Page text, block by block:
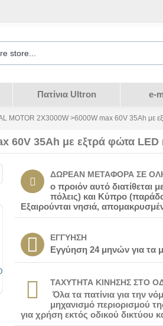
Πατίνια Ultron e-
MOTOR 2X3000W >6000W max 60V 35Ah με
60V 35Ah με εξτρά φώτα
ΔΩΡΕΆΝ ΜΕΤΑΦΟΡΆ ΣΕ
ο προιόν αυτό
πόλεις) και Κύπρο
Εξαιρούνται νησιά,
ΕΓΓΥΗΣΗ
Eγγύηση 24 μηνών για τα
ΤΑΧΥΤΗΤΑ ΚΙΝΗΣΗΣ ΣΤΟ
Όλα τα πατίνια για την
μηχανισμό περιορισμού
για χρήση εκτός οδικού δικτύου